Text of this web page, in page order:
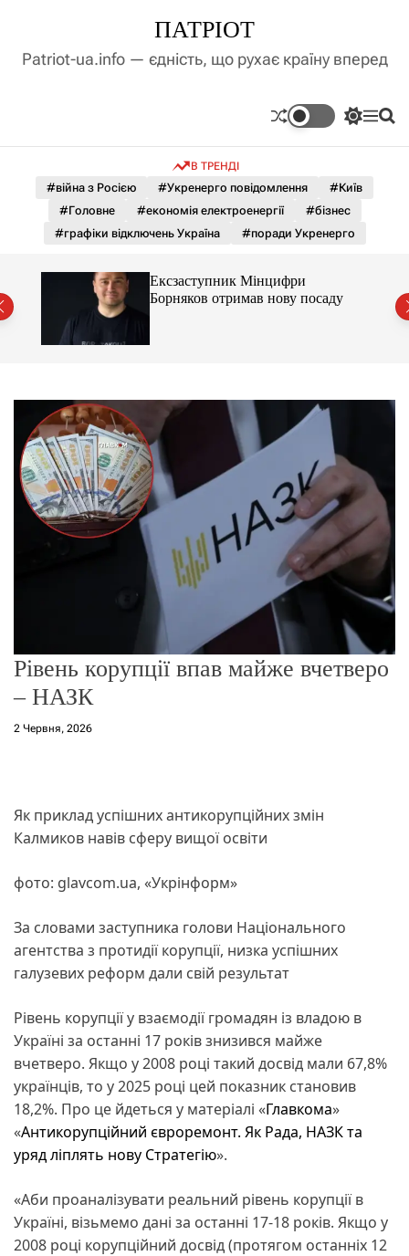
д
у
ПАТРІОТ
Patriot-ua.info — єдність, що рухає країну вперед
П
м
к
а
л
ь
г
о
р
ж
м
у
М П
В ТРЕНДІ
#війна з Росією #Укренерго повідомлення
#Київ
#Головне
#економія електроенергії
#бізнес
#графіки відключень Україна
#поради Укренерго
Ексзаступник Мінцифри
Борняков отримав нову посаду
Рівень корупції впав майже вчетверо
– НАЗК
2 Червня, 2026
Як приклад успішних антикорупційних змін
Калмиков навів сферу вищої освіти
фото: glavcom.ua, «Укрінформ»
За словами заступника голови Національного
агентства з протидії корупції, низка успішних
галузевих реформ дали свій результат
Рівень корупції у взаємодії громадян із владою в
Україні за останні 17 років знизився майже
вчетверо. Якщо у 2008 році такий досвід мали 67,8%
українців, то у 2025 році цей показник становив
18,2%. Про це йдеться у матеріалі «Главкома»
«Антикорупційний євроремонт. Як Рада, НАЗК та
уряд ліплять нову Стратегію».
«Аби проаналізувати реальний рівень корупції в
Україні, візьмемо дані за останні 17-18 років. Якщо у
2008 році корупційний досвід (протягом останніх 12